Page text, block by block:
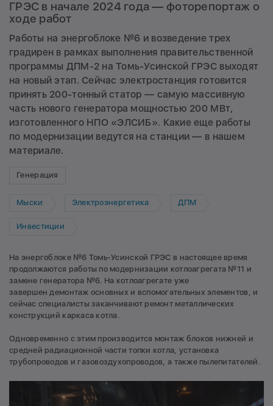
ГРЭС в начале 2024 года — фоторепортаж о
ходе работ
Работы на энергоблоке №6 и возведение трех
градирен в рамках выполнения правительственной
программы ДПМ-2 на Томь-Усинской ГРЭС выходят
на новый этап. Сейчас электростанция готовится
принять 200-тонный статор — самую массивную
часть нового генератора мощностью 200 МВт,
изготовленного НПО «ЭЛСИБ». Какие еще работы
по модернизации ведутся на станции — в нашем
материале.
Генерация
Мыски Электроэнергетика ДПМ
Инвестиции
На энергоблоке №6 Томь-Усинской ГРЭС в настоящее время
продолжаются работы по модернизации котлоагрегата №11 и
замене генератора №6. На котлоагрегате уже
завершен демонтаж основных и вспомогательных элементов, и
сейчас специалисты заканчивают ремонт металлических
конструкций каркаса котла.
Одновременно с этим производится монтаж блоков нижней и
средней радиационной части топки котла, установка
трубопроводов и газовоздухопроводов, а также пылепитателей.